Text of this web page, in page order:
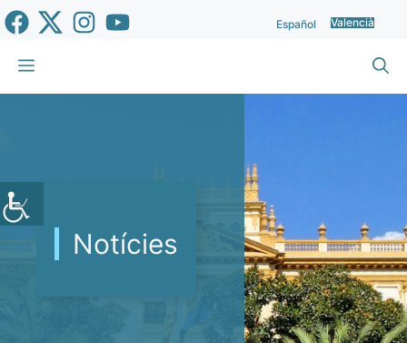
Vés
al
contingut
Español Valencià
Menu
Notícies